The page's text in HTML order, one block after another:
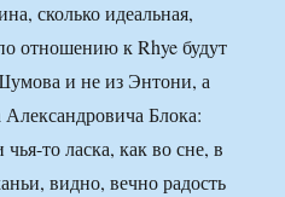
сколько идеальная,
отношению к Rhye будут
и не из Энтони, а
Блока:
то ласка, как во сне, в
видно, вечно радость